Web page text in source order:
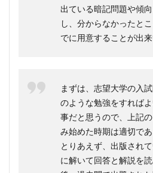
出ている暗記問題や傾
し、分からなかったと
でに用意することが出
まずは、志望大学の入
のような勉強をすれば
事だと思うので、上記
み始めた時期は適切で
とりあえず、出版され
に解いて回答と解説を